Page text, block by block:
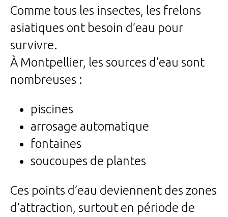
Comme tous les insectes, les frelons
asiatiques ont besoin d’eau pour
survivre.
À Montpellier, les sources d’eau sont
nombreuses :
piscines
arrosage automatique
fontaines
soucoupes de plantes
Ces points d’eau deviennent des zones
d’attraction, surtout en période de